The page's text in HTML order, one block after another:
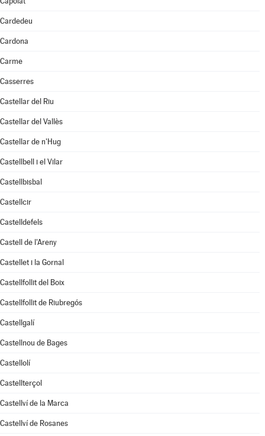
Cardedeu
Cardona
Carme
Casserres
Castellar del Riu
Castellar del Vallès
Castellar de n'Hug
Castellbell i el Vilar
Castellbisbal
Castellcir
Castelldefels
Castell de l'Areny
Castellet i la Gornal
Castellfollit del Boix
Castellfollit de Riubregós
Castellgalí
Castellnou de Bages
Castellolí
Castellterçol
Castellví de la Marca
Castellví de Rosanes